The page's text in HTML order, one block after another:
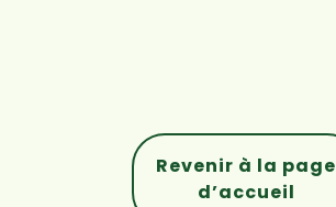
Revenir à la page
d’accueil